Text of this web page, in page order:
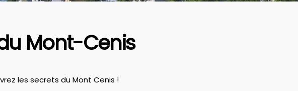
Mont-Cenis
les secrets du Mont Cenis !